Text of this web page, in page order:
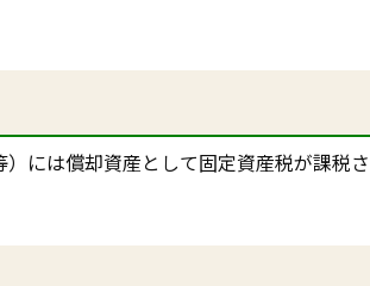
には償却資産として固定資産税が課税